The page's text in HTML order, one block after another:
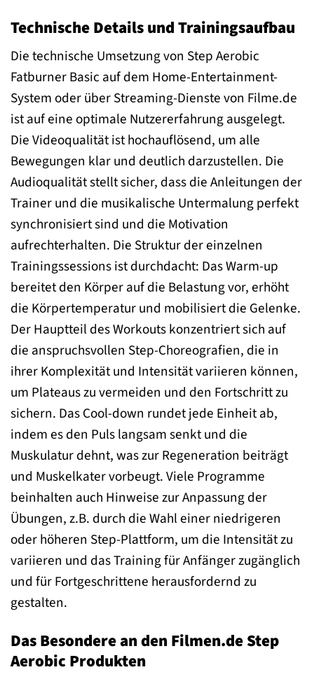
Technische Details und Trainingsaufbau
Die technische Umsetzung von Step Aerobic
Fatburner Basic auf dem Home-Entertainment-
System oder über Streaming-Dienste von Filme.de
ist auf eine optimale Nutzererfahrung ausgelegt.
Die Videoqualität ist hochauflösend, um alle
Bewegungen klar und deutlich darzustellen. Die
Audioqualität stellt sicher, dass die Anleitungen der
Trainer und die musikalische Untermalung perfekt
synchronisiert sind und die Motivation
aufrechterhalten. Die Struktur der einzelnen
Trainingssessions ist durchdacht: Das Warm-up
bereitet den Körper auf die Belastung vor, erhöht
die Körpertemperatur und mobilisiert die Gelenke.
Der Hauptteil des Workouts konzentriert sich auf
die anspruchsvollen Step-Choreografien, die in
ihrer Komplexität und Intensität variieren können,
um Plateaus zu vermeiden und den Fortschritt zu
sichern. Das Cool-down rundet jede Einheit ab,
indem es den Puls langsam senkt und die
Muskulatur dehnt, was zur Regeneration beiträgt
und Muskelkater vorbeugt. Viele Programme
beinhalten auch Hinweise zur Anpassung der
Übungen, z.B. durch die Wahl einer niedrigeren
oder höheren Step-Plattform, um die Intensität zu
variieren und das Training für Anfänger zugänglich
und für Fortgeschrittene herausfordernd zu
gestalten.
Das Besondere an den Filmen.de Step
Aerobic Produkten